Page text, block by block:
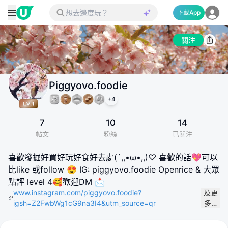
下載App
關注
Piggyovo.foodie
+4
7
帖文
10
粉絲
14
已關注
喜歡發掘好買好玩好食好去處(´,,•ω•,,)♡ 喜歡的話💖可以
比like 或follow 😍 IG: piggyovo.foodie Openrice & 大眾
點評 level 4🥰歡迎DM 📩
www.instagram.com/piggyovo.foodie?
igsh=Z2FwbWg1cG9na3I4&utm_source=qr
及更
多…